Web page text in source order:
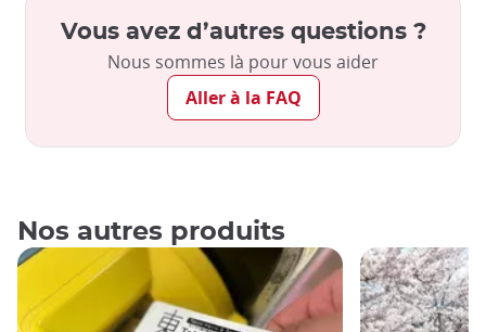
Vous avez d’autres questions ?
Nous sommes là pour vous aider
Aller à la FAQ
Nos autres produits